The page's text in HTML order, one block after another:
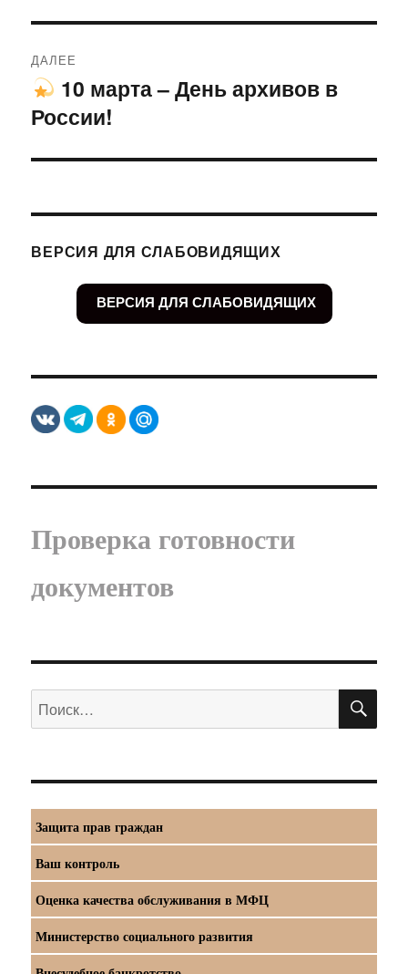
ДАЛЕЕ
Следующая
запись:
10 марта – День архивов в
России!
ВЕРСИЯ ДЛЯ СЛАБОВИДЯЩИХ
ВЕРСИЯ ДЛЯ СЛАБОВИДЯЩИХ
Проверка готовности
документов
Искать:
Защита прав граждан
Ваш контроль
Оценка качества обслуживания в МФЦ
Министерство социального развития